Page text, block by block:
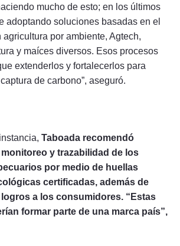
mucho de esto; en los últimos
adoptando soluciones basadas en el
por ambiente, Agtech,
y maíces diversos. Esos procesos
extenderlos y fortalecerlos para
de carbono”, aseguró.
Taboada recomendó
y trazabilidad de los
por medio de huellas
certificadas, además de
a los consumidores. “Estas
formar parte de una marca país”,